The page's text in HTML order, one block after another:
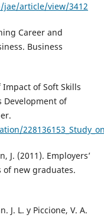
article/view/3412
Career and
Business
Impact of Soft Skills
Development of
J. (2011). Employers’
new graduates.
J. L. y Piccione, V. A.